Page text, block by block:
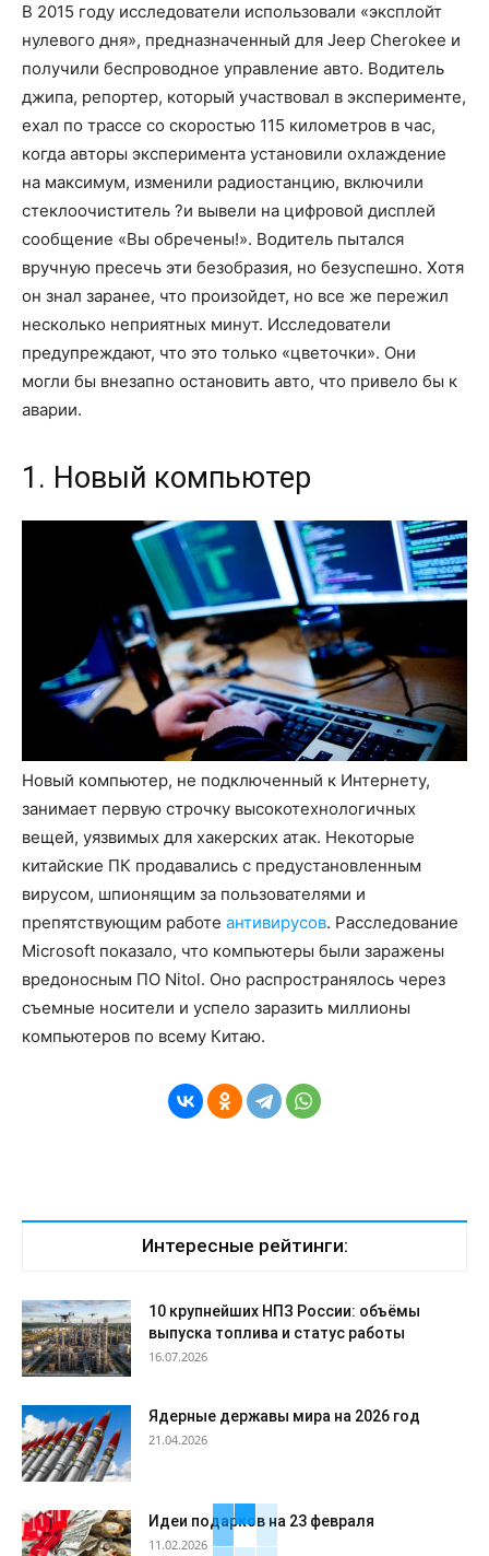
В 2015 году исследователи использовали «эксплойт
нулевого дня», предназначенный для Jeep Cherokee и
получили беспроводное управление авто. Водитель
джипа, репортер, который участвовал в эксперименте,
ехал по трассе со скоростью 115 километров в час,
когда авторы эксперимента установили охлаждение
на максимум, изменили радиостанцию, включили
стеклоочиститель ?и вывели на цифровой дисплей
сообщение «Вы обречены!». Водитель пытался
вручную пресечь эти безобразия, но безуспешно. Хотя
он знал заранее, что произойдет, но все же пережил
несколько неприятных минут. Исследователи
предупреждают, что это только «цветочки». Они
могли бы внезапно остановить авто, что привело бы к
аварии.
1. Новый компьютер
Новый компьютер, не подключенный к Интернету,
занимает первую строчку высокотехнологичных
вещей, уязвимых для хакерских атак. Некоторые
китайские ПК продавались с предустановленным
вирусом, шпионящим за пользователями и
препятствующим работе антивирусов. Расследование
Microsoft показало, что компьютеры были заражены
вредоносным ПО Nitol. Оно распространялось через
съемные носители и успело заразить миллионы
компьютеров по всему Китаю.
Интересные рейтинги:
10 крупнейших НПЗ России: объёмы
выпуска топлива и статус работы
16.07.2026
Ядерные державы мира на 2026 год
21.04.2026
Идеи подарков на 23 февраля
11.02.2026